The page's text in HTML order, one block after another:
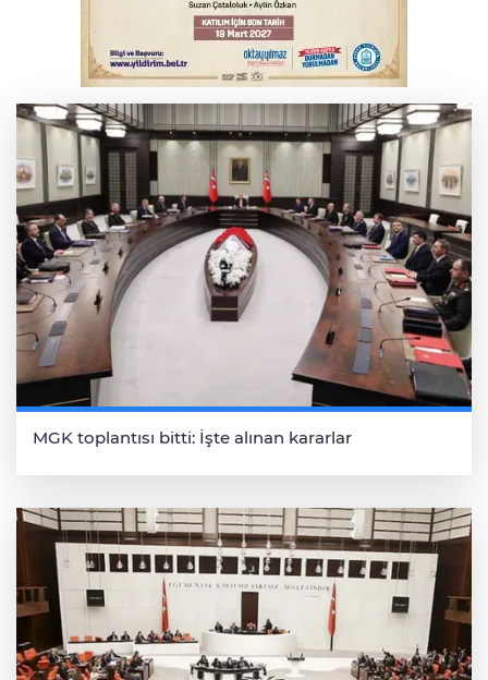
Serbest piyasada döviz fiyatları
MGK toplantısı bitti: İşte alınan kararlar